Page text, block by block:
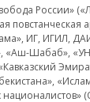
России»
повстанческая
ИГ, ИГИЛ,
Шабаб»,